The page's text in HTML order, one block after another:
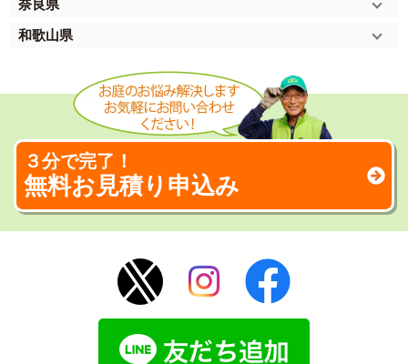
奈良県
和歌山県
３分で完了！
無料お見積り申込み